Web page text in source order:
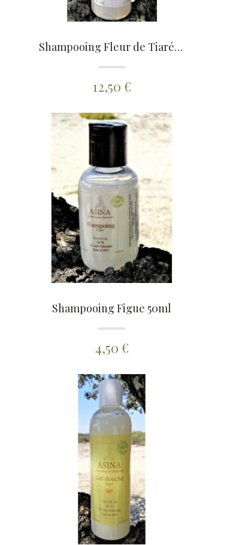
Shampooing Fleur de Tiaré 250ml
12,50 €
Shampooing Figue 50ml
4,50 €